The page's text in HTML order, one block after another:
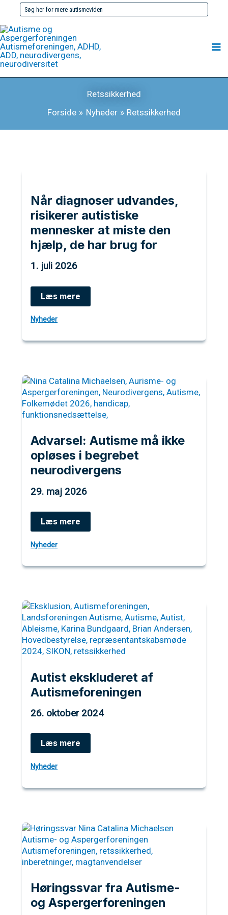
indholdet
Søg
efter:
Retssikkerhed
Forside
Nyheder Retssikkerhed
Når diagnoser udvandes,
risikerer autistiske
mennesker at miste den
hjælp, de har brug for
1. juli 2026
Når
diagnoser
udvandes,
risikerer
mennesker
hjælp,
de
har
brug
Læs mere
Nyheder
Advarsel: Autisme må ikke
opløses i begrebet
neurodivergens
29. maj 2026
Advarsel:
Autisme
må
ikke
i
Læs mere
Nyheder
Autist ekskluderet af
Autismeforeningen
26. oktober 2024
Autist
ekskluderet
af
Autismeforeningen
Læs mere
Nyheder
Høringssvar fra Autisme-
og Aspergerforeningen